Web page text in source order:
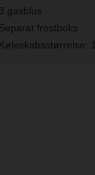
3 gasblus
Separat frostboks
Køleskabsstørrelse: